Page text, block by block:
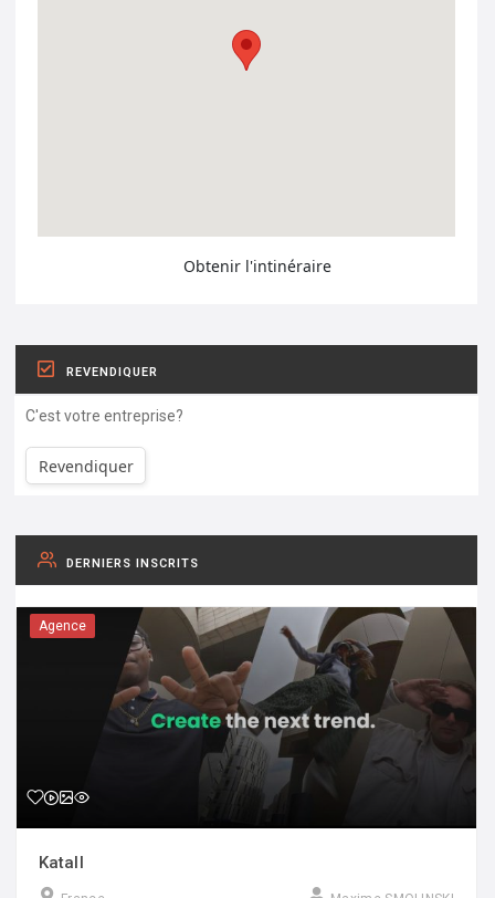
Obtenir l'intinéraire
REVENDIQUER
C'est votre entreprise?
Revendiquer
DERNIERS INSCRITS
Agence
Katall